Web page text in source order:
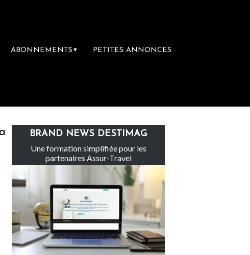
ABONNEMENTS ▼ PETITES ANNONCES
Le groupe Sainte-Claire rachète Eden Tour
BRAND NEWS DESTIMAG
Une formation simplifiée pour les
partenaires Assur-Travel